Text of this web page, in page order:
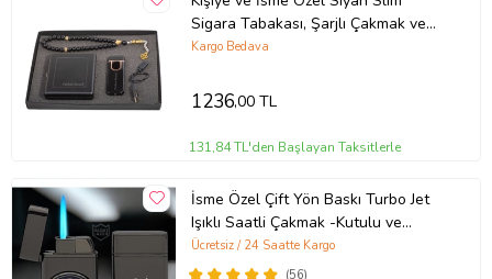
Sigara Tabakası, Şarjlı Çakmak ve
Tesbih Seti
Kargo Bedava
1236,00 TL
131,84 TL'den Başlayan Taksitlerle
İsme Özel Çift Yön Baskı Turbo Jet
Işıklı Saatli Çakmak -Kutulu ve
Hediye Paketinde (Füme)
(56)
Ücretsiz / 24 Saatte Kargo